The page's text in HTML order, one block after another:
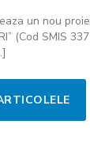
un nou
(Cod SMIS